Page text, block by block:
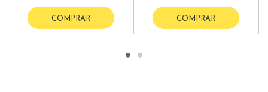
COMPRAR COMPRAR